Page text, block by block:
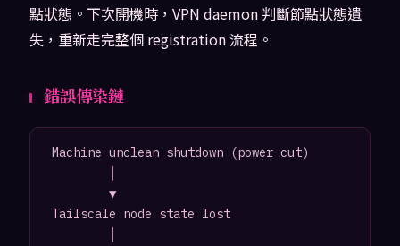
點狀態。下次開機時，VPN daemon 判斷節點狀態遺
失，重新走完整個 registration 流程。
錯誤傳染鏈
Machine unclean shutdown (power cut)
Tailscale node state lost